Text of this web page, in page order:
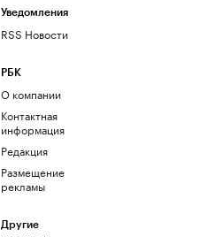
Уведомления
RSS Новости
РБК
О компании
Контактная
информация
Редакция
Размещение
рекламы
Другие